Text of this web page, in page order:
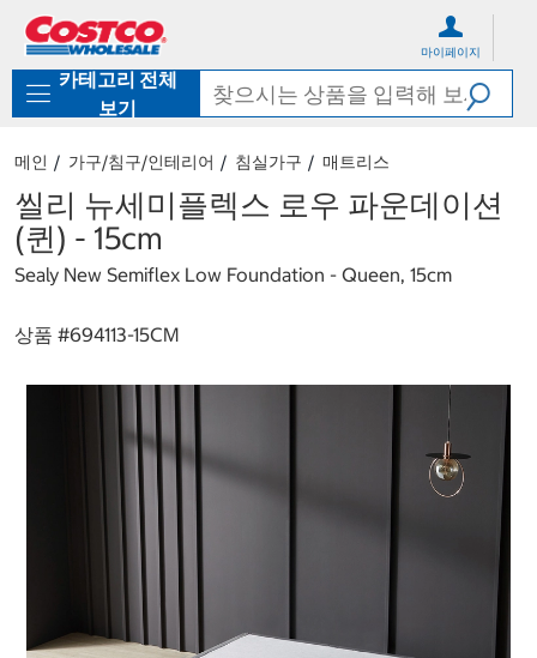
로
기
가
마이페이지
카테고리 전체
보기
메인 가구/침구/인테리어 침실가구 매트리스
씰리 뉴세미플렉스 로우 파운데이션
(퀸) - 15cm
Sealy New Semiflex Low Foundation - Queen, 15cm
상품 #694113-15CM